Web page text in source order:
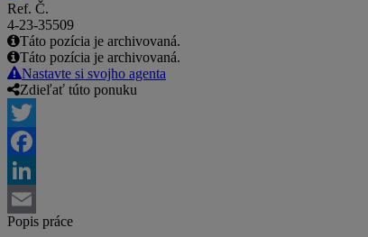
Ref. Č.
4-23-35509
Táto pozícia je archivovaná.
Táto pozícia je archivovaná.
Nastavte si svojho agenta
Zdieľať túto ponuku
Twitter
Facebook
LinkedIn
Email
Popis práce